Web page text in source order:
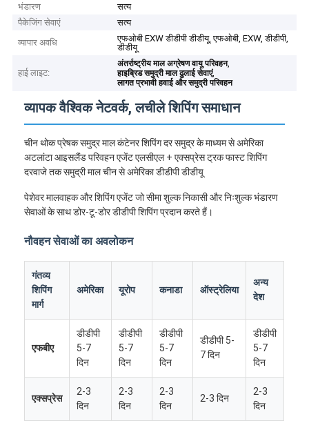
भंडारण
सत्य
पैकेजिंग सेवाएं
सत्य
व्यापार अवधि
एफओबी EXW डीडीपी डीडीयू, एफओबी, EXW, डीडीपी,
डीडीयू
हाई लाइट:
अंतर्राष्ट्रीय माल अग्रेषण वायु परिवहन,
हाइब्रिड समुद्री माल ढुलाई सेवाएं,
लागत प्रभावी हवाई और समुद्री परिवहन
व्यापक वैश्विक नेटवर्क, लचीले शिपिंग समाधान
चीन थोक प्रेषक समुद्र माल कंटेनर शिपिंग दर समुद्र के माध्यम से अमेरिका
अटलांटा आइसलैंड परिवहन एजेंट एलसीएल + एक्सप्रेस ट्रक फास्ट शिपिंग
दरवाजे तक समुद्री माल चीन से अमेरिका डीडीपी डीडीयू
पेशेवर मालवाहक और शिपिंग एजेंट जो सीमा शुल्क निकासी और निःशुल्क भंडारण
सेवाओं के साथ डोर-टू-डोर डीडीपी शिपिंग प्रदान करते हैं।
नौवहन सेवाओं का अवलोकन
गंतव्य
शिपिंग
मार्ग
अमेरिका यूरोप कनाडा ऑस्ट्रेलिया
अन्य
देश
एफबीए
डीडीपी
5-7
दिन
डीडीपी
5-7
दिन
डीडीपी
5-7
दिन
डीडीपी 5-
7 दिन
डीडीपी
5-7
दिन
एक्सप्रेस
2-3
दिन
2-3
दिन
2-3
दिन
2-3 दिन
2-3
दिन